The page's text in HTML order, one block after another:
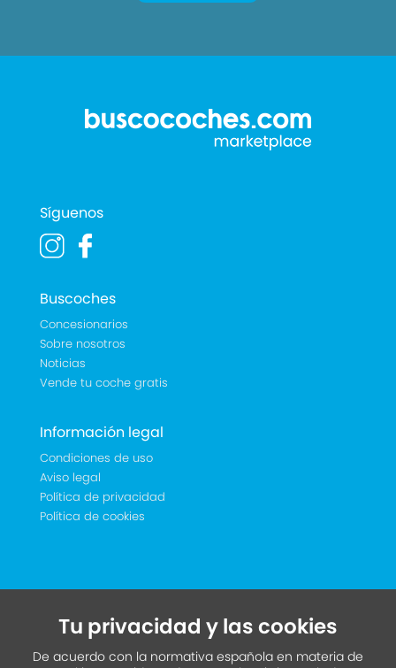
Síguenos
Buscoches
Concesionarios
Sobre nosotros
Noticias
Vende tu coche gratis
Información legal
Condiciones de uso
Aviso legal
Política de privacidad
Política de cookies
Tu privacidad y las cookies
De acuerdo con la normativa española en materia de